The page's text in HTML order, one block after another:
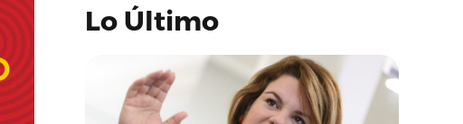
Lo Último